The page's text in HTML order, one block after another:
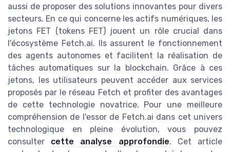
aussi de proposer des solutions innovantes pour divers
secteurs. En ce qui concerne les actifs numériques, les
jetons FET (tokens FET) jouent un rôle crucial dans
l'écosystème Fetch.ai. Ils assurent le fonctionnement
des agents autonomes et facilitent la réalisation de
tâches automatiques sur la blockchain. Grâce à ces
jetons, les utilisateurs peuvent accéder aux services
proposés par le réseau Fetch et profiter des avantages
de cette technologie novatrice. Pour une meilleure
compréhension de l'essor de Fetch.ai dans cet univers
technologique en pleine évolution, vous pouvez
consulter cette analyse approfondie. Cet article